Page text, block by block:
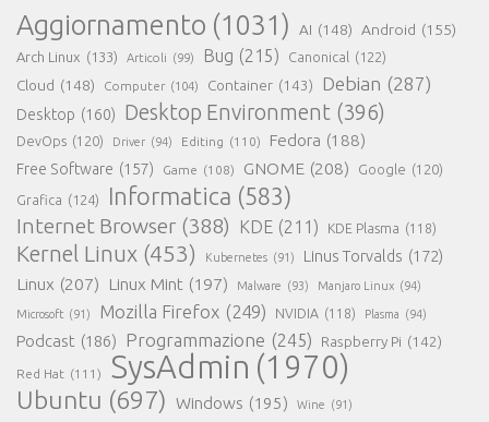
Aggiornamento (1031) AI (148) Android (155)
Arch Linux (133) Articoli (99) Bug (215) Canonical (122)
Cloud (148) Computer (104) Container (143) Debian (287)
Desktop (160) Desktop Environment (396)
DevOps (120) Driver (94) Editing (110) Fedora (188)
Free Software (157) Game (108) GNOME (208) Google (120)
Grafica (124) Informatica (583)
Internet Browser (388) KDE (211) KDE Plasma (118)
Kernel Linux (453) Kubernetes (91) Linus Torvalds (172)
Linux (207) Linux Mint (197) Malware (93) Manjaro Linux (94)
Microsoft (91) Mozilla Firefox (249) NVIDIA (118) Plasma (94)
Podcast (186) Programmazione (245) Raspberry Pi (142)
Red Hat (111) SysAdmin (1970)
Ubuntu (697) Windows (195) Wine (91)